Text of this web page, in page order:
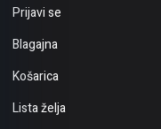
Prijavi se
Blagajna
Košarica
Lista želja